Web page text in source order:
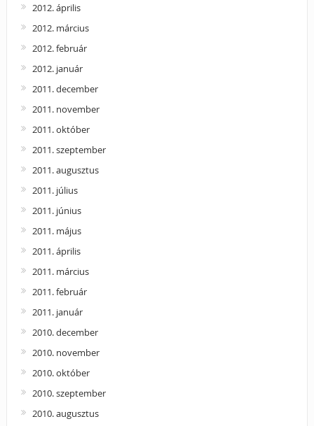
2012. április
2012. március
2012. február
2012. január
2011. december
2011. november
2011. október
2011. szeptember
2011. augusztus
2011. július
2011. június
2011. május
2011. április
2011. március
2011. február
2011. január
2010. december
2010. november
2010. október
2010. szeptember
2010. augusztus